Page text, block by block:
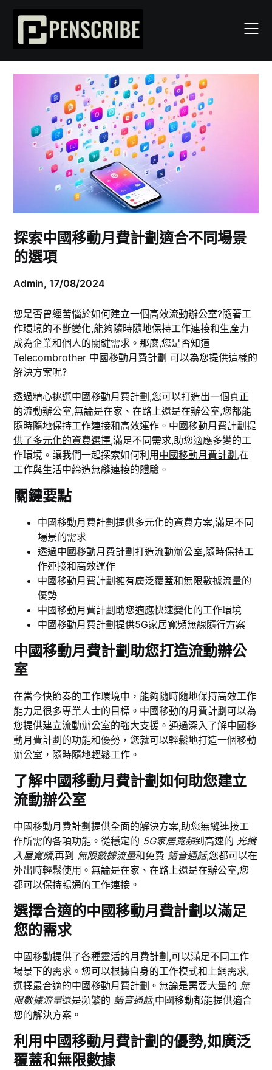
content
探索中國移動月費計劃適合不同場景
的選項
Admin,17/08/2024
您是否曾經苦惱於如何建立一個高效流動辦公室?隨著工
作環境的不斷變化,能夠隨時隨地保持工作連接和生產力
成為企業和個人的關鍵需求。那麼,您是否知道
Telecombrother 中國移動月費計劃 可以為您提供這樣的
解決方案呢?
透過精心挑選中國移動月費計劃,您可以打造出一個真正
的流動辦公室,無論是在家、在路上還是在辦公室,您都能
隨時隨地保持工作連接和高效運作。 中國移動月費計劃提
供了多元化的資費選擇,滿足不同需求,助您適應多變的工
作環境。讓我們一起探索如何利用 中國移動月費計劃 ,在
工作與生活中締造無縫連接的體驗。
關鍵要點
中國移動月費計劃提供多元化的資費方案,滿足不同
場景的需求
透過中國移動月費計劃打造流動辦公室,隨時保持工
作連接和高效運作
中國移動月費計劃擁有廣泛覆蓋和無限數據流量的
優勢
中國移動月費計劃助您適應快速變化的工作環境
中國移動月費計劃提供5G家居寬頻無線隨行方案
中國移動月費計劃助您打造流動辦公
室
在當今快節奏的工作環境中，能夠隨時隨地保持高效工作
能力是很多專業人士的目標。中國移動的月費計劃可以為
您提供建立流動辦公室的強大支援。通過深入了解中國移
動月費計劃的功能和優勢，您就可以輕鬆地打造一個移動
辦公室，隨時隨地輕鬆工作。
了解中國移動月費計劃如何助您建立
流動辦公室
中國移動月費計劃提供全面的解決方案,助您無縫連接工
作所需的各項功能。從穩定的 5G家居寬頻到高速的 光纖
入屋寬頻,再到 無限數據流量和免費 語音通話,您都可以在
外出時輕鬆使用。無論是在家、在路上還是在辦公室,您
都可以保持暢通的工作連接。
選擇合適的中國移動月費計劃以滿足
您的需求
中國移動提供了各種靈活的月費計劃,可以滿足不同工作
場景下的需求。您可以根據自身的工作模式和上網需求,
選擇最合適的中國移動月費計劃。無論是需要大量的 無
限數據流量還是頻繁的 語音通話,中國移動都能提供適合
您的解決方案。
利用中國移動月費計劃的優勢,如廣泛
覆蓋和無限數據